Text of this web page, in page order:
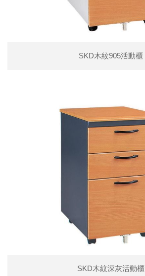
SKD木紋905活動櫃
SKD木紋深灰活動櫃